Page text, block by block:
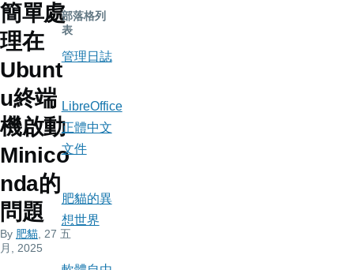
航
連
結
簡單處
理在
Ubunt
u終端
機啟動
Minico
nda的
問題
By 肥貓 , 27 五
月, 2025
部落格列
表
管理日誌
LibreOffice
正體中文
文件
肥貓的異
想世界